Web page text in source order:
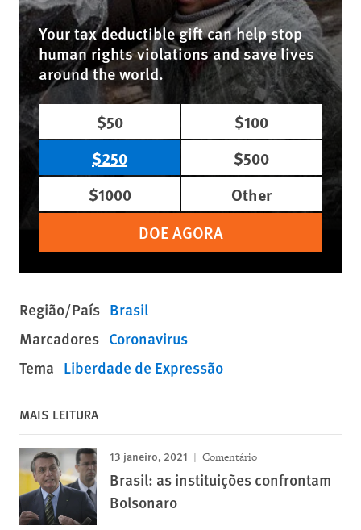
Your tax deductible gift can help stop
human rights violations and save lives
around the world.
$50
$100
$250
$500
$1000
Other
DOE AGORA
Região/País Brasil
Marcadores Coronavirus
Tema Liberdade de Expressão
MAIS LEITURA
13 janeiro, 2021 Comentário
Brasil: as instituições confrontam
Bolsonaro